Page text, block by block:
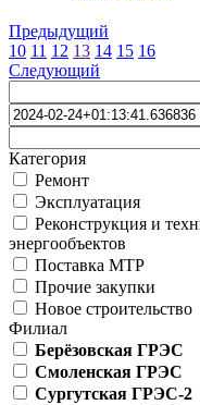
Предыдущий
10 11 12 13 14 15 16
Следующий
Категория
Ремонт
Эксплуатация
Реконструкция и
энергообъектов
Поставка МТР
Прочие закупки
Новое строительство
Филиал
Берёзовская ГРЭС
Смоленская ГРЭС
Сургутская ГРЭС-2